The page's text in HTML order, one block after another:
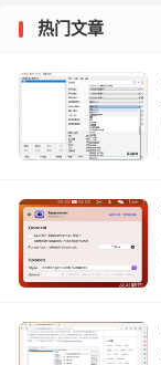
热门文章